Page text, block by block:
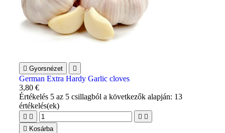
 Gyorsnézet 
German Extra Hardy Garlic cloves
3,80 €
Értékelés 5 az 5 csillagból a következők alapján: 13
értékelés(ek)
   
 Kosárba